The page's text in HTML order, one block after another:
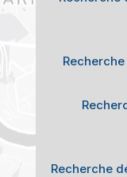
Recherche